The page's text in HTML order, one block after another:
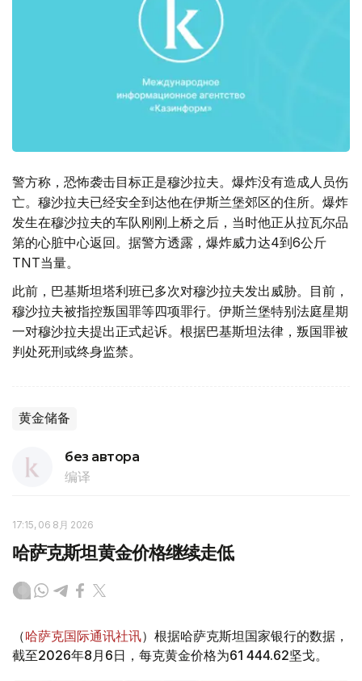
警方称，恐怖袭击目标正是穆沙拉夫。爆炸没有造成人员伤
亡。穆沙拉夫已经安全到达他在伊斯兰堡郊区的住所。爆炸
发生在穆沙拉夫的车队刚刚上桥之后，当时他正从拉瓦尔品
第的心脏中心返回。据警方透露，爆炸威力达4到6公斤
TNT当量。
此前，巴基斯坦塔利班已多次对穆沙拉夫发出威胁。目前，
穆沙拉夫被指控叛国罪等四项罪行。伊斯兰堡特别法庭星期
一对穆沙拉夫提出正式起诉。根据巴基斯坦法律，叛国罪被
判处死刑或终身监禁。
黄金储备
без автора
编译
17:15, 06 8月 2026
哈萨克斯坦黄金价格继续走低
（哈萨克国际通讯社讯）根据哈萨克斯坦国家银行的数据，
截至2026年8月6日，每克黄金价格为61 444.62坚戈。